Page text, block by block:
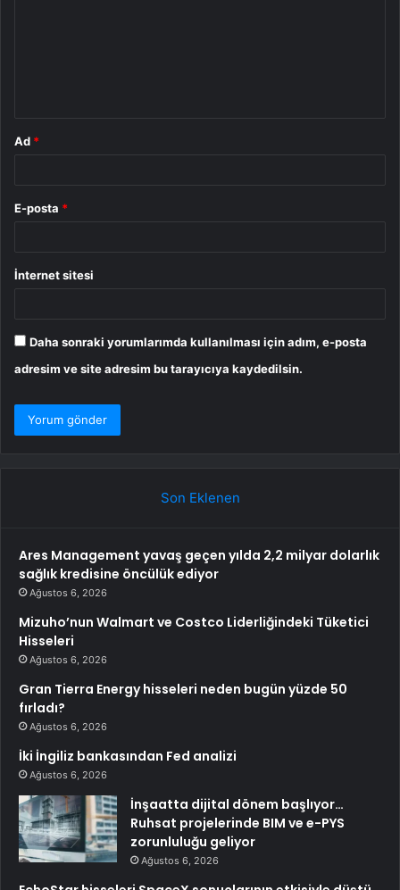
Ad *
E-posta *
İnternet sitesi
Daha sonraki yorumlarımda kullanılması için adım, e-posta
adresim ve site adresim bu tarayıcıya kaydedilsin.
Son Eklenen
Ares Management yavaş geçen yılda 2,2 milyar dolarlık
sağlık kredisine öncülük ediyor
Ağustos 6, 2026
Mizuho’nun Walmart ve Costco Liderliğindeki Tüketici
Hisseleri
Ağustos 6, 2026
Gran Tierra Energy hisseleri neden bugün yüzde 50
fırladı?
Ağustos 6, 2026
İki İngiliz bankasından Fed analizi
Ağustos 6, 2026
İnşaatta dijital dönem başlıyor…
Ruhsat projelerinde BIM ve e-PYS
zorunluluğu geliyor
Ağustos 6, 2026